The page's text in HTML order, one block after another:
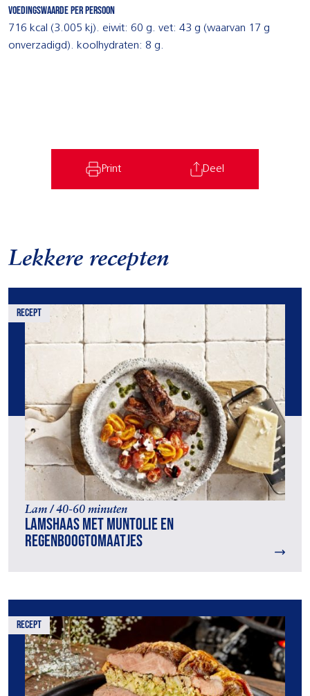
Voedingswaarde per persoon
716 kcal (3.005 kj). eiwit: 60 g. vet: 43 g (waarvan 17 g
onverzadigd). koolhydraten: 8 g.
Print Deel
Lekkere recepten
recept
Lam / 40-60 minuten
Lamshaas met muntolie en
regenboogtomaatjes
recept